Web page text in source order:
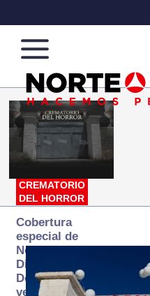
Norte
de
Ciudad
Más
que
noticias,
hacemos periodismo
CREMATORIO
DEL HORROR
Cobertura
especial de
Norte
Digital:
Donde la
verdad